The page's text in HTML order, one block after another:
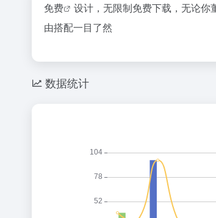
免费
设计，无限制免费下载，无论你
由搭配一目了然
数据统计